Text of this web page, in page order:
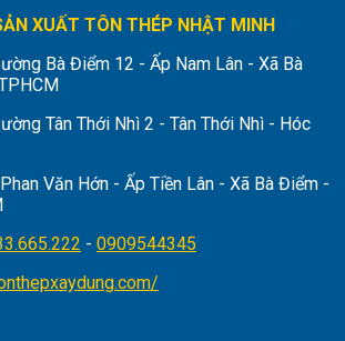
XUẤT TÔN THÉP NHẬT MINH
Bà Điểm 12 - Ấp Nam Lân - Xã Bà
Tân Thới Nhì 2 - Tân Thới Nhì - Hóc
Văn Hớn - Ấp Tiền Lân - Xã Bà Điểm -
- 0909544345